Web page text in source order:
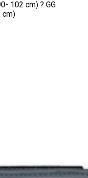
102 cm) ? GG
cm)